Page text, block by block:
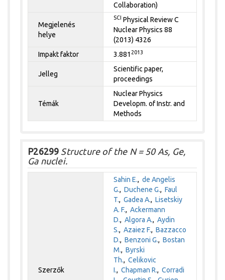
Collaboration)
Megjelenés
helye
SCI Physical Review C
Nuclear Physics 88
(2013) 4326
Impakt faktor
3.881 2013
Jelleg
Scientific paper,
proceedings
Témák
Nuclear Physics
Developm. of Instr. and
Methods
P26299 Structure of the N = 50 As, Ge,
Ga nuclei.
Szerzők
Sahin E.,de Angelis
G.,Duchene G.,Faul
T.,Gadea A.,Lisetskiy
A. F.,Ackermann
D.,Algora A.,Aydin
S.,Azaiez F.,Bazzacco
D.,Benzoni G.,Bostan
M.,Byrski
Th.,Celikovic
I.,Chapman R.,Corradi